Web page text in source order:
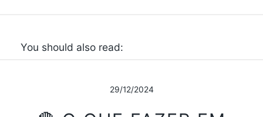
You should also read:
29/12/2024